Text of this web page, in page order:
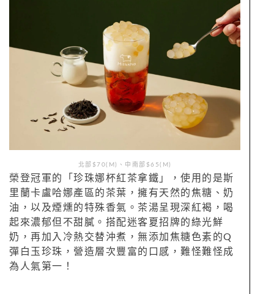
北部$70(M)、中南部$65(M)
榮登冠軍的「珍珠娜杯紅茶拿鐵」，使用的是斯
里蘭卡盧哈娜產區的茶葉，擁有天然的焦糖、奶
油，以及煙燻的特殊香氣。茶湯呈現深紅褐，喝
起來濃郁但不甜膩。搭配迷客夏招牌的綠光鮮
奶，再加入冷熱交替沖煮，無添加焦糖色素的Q
彈白玉珍珠，營造層次豐富的口感，難怪難怪成
為人氣第一！